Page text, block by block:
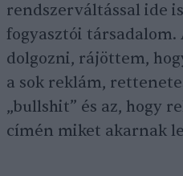
rendszerváltással ide
fogyasztói
dolgozni, rájöttem,
a sok reklám,
„bullshit” és az, hogy
címén miket akarnak